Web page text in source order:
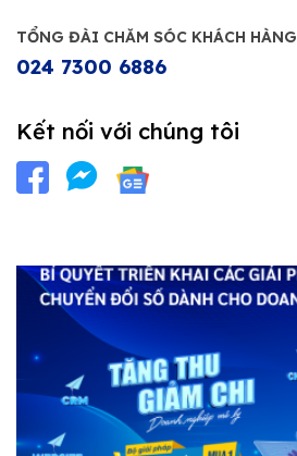
TỔNG ĐÀI CHĂM SÓC KHÁCH HÀNG
024 7300 6886
Kết nối với chúng tôi